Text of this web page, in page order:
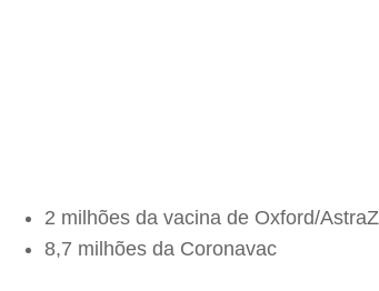
2 milhões da vacina de Oxford/
8,7 milhões da Coronavac